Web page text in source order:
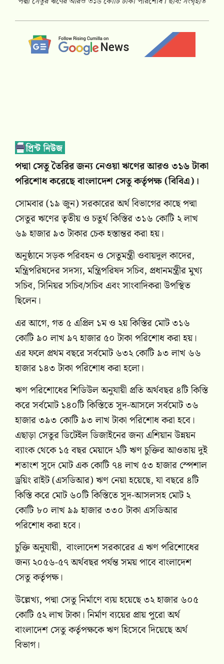
পদ্মা সেতুর ঋণের আরও ৩১৬ কোটি টাকা পরিশোধ। ছবি: সংগৃহীত
পদ্মা সেতু তৈরির জন্য নেওয়া ঋণের আরও ৩১৬ টাকা
পরিশোধ করেছে বাংলাদেশ সেতু কর্তৃপক্ষ (বিবিএ)।
সোমবার (১৯ জুন) সরকারের অর্থ বিভাগের কাছে পদ্মা
সেতুর ঋণের তৃতীয় ও চতুর্থ কিস্তির ৩১৬ কোটি ২ লাখ
৬৯ হাজার ৯৩ টাকার চেক হস্তান্তর করা হয়।
অনুষ্ঠানে সড়ক পরিবহন ও সেতুমন্ত্রী ওবায়দুল কাদের,
মন্ত্রিপরিষদের সদস্য, মন্ত্রিপরিষদ সচিব, প্রধানমন্ত্রীর মুখ্য
সচিব, সিনিয়র সচিব/সচিব এবং সাংবাদিকরা উপস্থিত
ছিলেন।
এর আগে, গত ৫ এপ্রিল ১ম ও ২য় কিস্তির মোট ৩১৬
কোটি ৯০ লাখ ৯৭ হাজার ৫০ টাকা পরিশোধ করা হয়।
এর ফলে প্রথম বছরে সর্বমোট ৬৩২ কোটি ৯৩ লাখ ৬৬
হাজার ১৪৩ টাকা পরিশোধ করা হলো।
ঋণ পরিশোধের শিডিউল অনুযায়ী প্রতি অর্থবছর ৪টি কিস্তি
করে সর্বমোট ১৪০টি কিস্তিতে সুদ-আসলে সর্বমোট ৩৬
হাজার ৩৯৩ কোটি ৯৩ লাখ টাকা পরিশোধ করা হবে।
এছাড়া সেতুর ডিটেইল ডিজাইনের জন্য এশিয়ান উন্নয়ন
ব্যাংক থেকে ১৫ বছর মেয়াদে ২টি ঋণ চুক্তির আওতায় দুই
শতাংশ সুদে মোট এক কোটি ৭৪ লাখ ৫৩ হাজার স্পেশাল
ড্রয়িং রাইট (এসডিআর) ঋণ নেয়া হয়েছে, যা বছরে ৪টি
কিস্তি করে মোট ৬০টি কিস্তিতে সুদ-আসলসহ মোট ২
কোটি ৮০ লাখ ৯৯ হাজার ৩৩০ টাকা এসডিআর
পরিশোধ করা হবে।
চুক্তি অনুযায়ী, বাংলাদেশ সরকারের এ ঋণ পরিশোধের
জন্য ২০৫৬-৫৭ অর্থবছর পর্যন্ত সময় পাবে বাংলাদেশ
সেতু কর্তৃপক্ষ।
উল্লেখ্য, পদ্মা সেতু নির্মাণে ব্যয় হয়েছে ৩২ হাজার ৬০৫
কোটি ৫২ লাখ টাকা। নির্মাণ ব্যয়ের প্রায় পুরো অর্থ
বাংলাদেশ সেতু কর্তৃপক্ষকে ঋণ হিসেবে দিয়েছে অর্থ
বিভাগ।